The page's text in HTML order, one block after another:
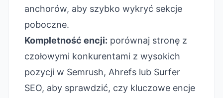
anchorów, aby szybko wykryć sekcje
poboczne.
Kompletność encji: porównaj stronę z
czołowymi konkurentami z wysokich
pozycji w Semrush, Ahrefs lub Surfer
SEO, aby sprawdzić, czy kluczowe encje